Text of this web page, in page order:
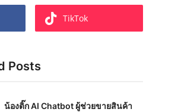
TikTok
Posts
น้องติ๊ก AI Chatbot ผู้ช่วยขายสินค้า